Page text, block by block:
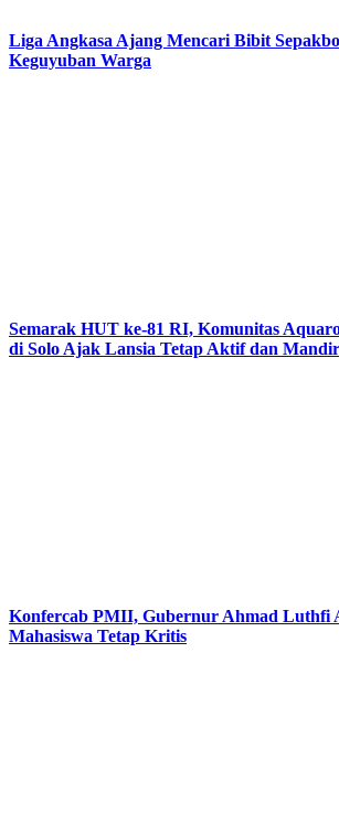
Liga Angkasa Ajang Mencari Bibit
Keguyuban Warga
Semarak HUT ke-81 RI, Komunitas
di Solo Ajak Lansia Tetap Aktif dan
Konfercab PMII, Gubernur Ahmad Luthfi
Mahasiswa Tetap Kritis